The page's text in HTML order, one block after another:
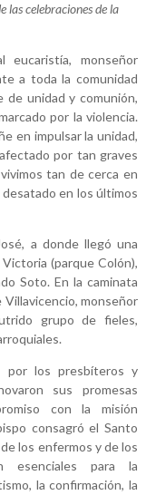
las celebraciones de la
eucaristía, monseñor
a toda la comunidad
unidad y comunión,
por la violencia.
en impulsar la unidad,
por tan graves
tan de cerca en
en los últimos
a donde llegó una
(parque Colón),
Soto. En la caminata
monseñor
grupo de fieles,
por los presbíteros y
sus promesas
con la misión
consagró el Santo
los enfermos y de los
esenciales para la
la confirmación, la